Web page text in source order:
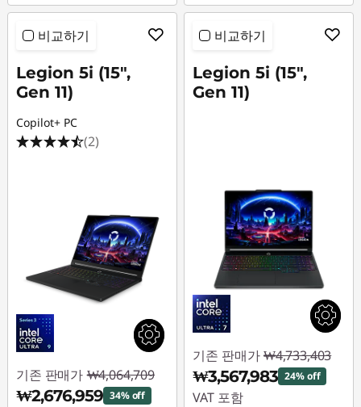
비교하기
Legion 5i (15",
Gen 11)
Copilot+ PC
(2)
기존 판매가 ₩4,064,709
₩2,676,959 34% off
비교하기
Legion 5i (15",
Gen 11)
기존 판매가 ₩4,733,403
₩3,567,983 24% off
VAT 포함